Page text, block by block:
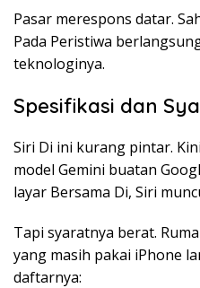
Pasar merespons datar.
Pada Peristiwa
teknologinya.
Spesifikasi dan
Siri Di ini kurang pintar.
model Gemini buatan
layar Bersama Di, Siri
Tapi syaratnya berat.
yang masih pakai iPhone
daftarnya: